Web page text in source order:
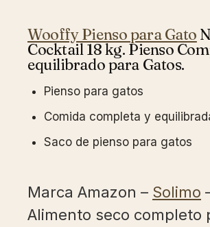
Wooffy Pienso para Gato
Cocktail 18 kg. Pienso
equilibrado para Gatos.
Pienso para gatos
Comida completa y
Saco de pienso para gatos
Marca Amazon – Solimo
Alimento seco completo